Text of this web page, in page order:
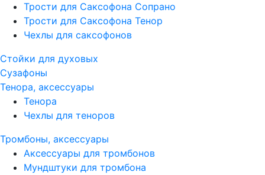
Трости для Саксофона Сопрано
Трости для Саксофона Тенор
Чехлы для саксофонов
Стойки для духовых
Сузафоны
Тенора, аксессуары
Тенора
Чехлы для теноров
Тромбоны, аксессуары
Аксессуары для тромбонов
Мундштуки для тромбона